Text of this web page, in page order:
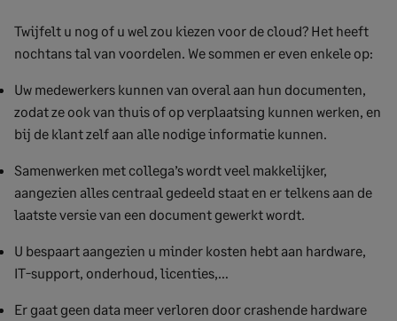
Twijfelt u nog of u wel zou kiezen voor de cloud? Het heeft
nochtans tal van voordelen. We sommen er even enkele op:
Uw medewerkers kunnen van overal aan hun documenten,
zodat ze ook van thuis of op verplaatsing kunnen werken, en
bij de klant zelf aan alle nodige informatie kunnen.
Samenwerken met collega’s wordt veel makkelijker,
aangezien alles centraal gedeeld staat en er telkens aan de
laatste versie van een document gewerkt wordt.
U bespaart aangezien u minder kosten hebt aan hardware,
IT-support, onderhoud, licenties,…
Er gaat geen data meer verloren door crashende hardware